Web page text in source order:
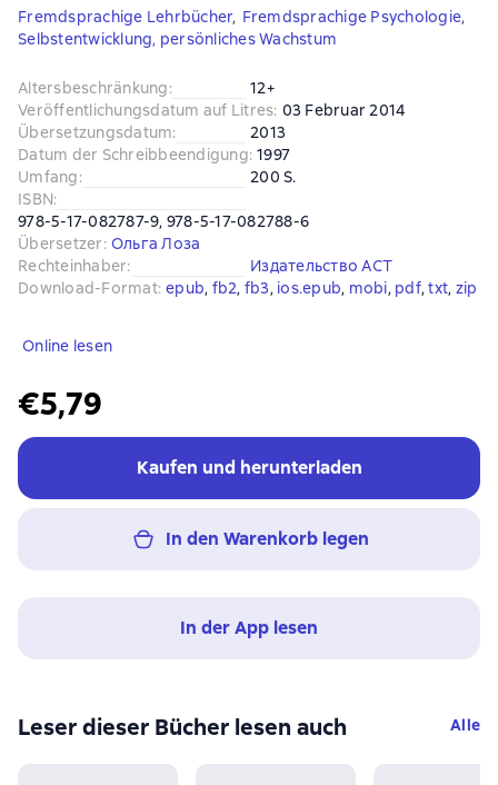
Fremdsprachige Lehrbücher, Fremdsprachige Psychologie,
Selbstentwicklung, persönliches Wachstum
Altersbeschränkung:
12+
Veröffentlichungsdatum auf Litres: 03 Februar 2014
Übersetzungsdatum:
2013
Datum der Schreibbeendigung: 1997
Umfang:
200 S.
ISBN:
978-5-17-082787-9, 978-5-17-082788-6
Übersetzer: Ольга Лоза
Rechteinhaber:
Издательство АСТ
Download-Format: epub, fb2, fb3, ios.epub, mobi, pdf, txt, zip
Online lesen
€5,79
Kaufen und herunterladen
In den Warenkorb legen
In der App lesen
Leser dieser Bücher lesen auch Alle